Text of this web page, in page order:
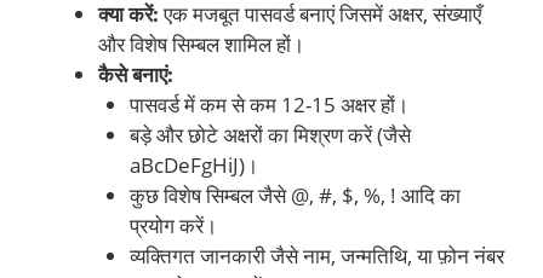
क्या करें:एक मजबूत पासवर्ड बनाएं जिसमें अक्षर, संख्याएँ
और विशेष सिम्बल शामिल हों।
कैसे बनाएं:
पासवर्ड में कम से कम 12-15 अक्षर हों।
बड़े और छोटे अक्षरों का मिश्रण करें (जैसे
aBcDeFgHiJ)।
कुछ विशेष सिम्बल जैसे @, #, $, %, ! आदि का
प्रयोग करें।
व्यक्तिगत जानकारी जैसे नाम, जन्मतिथि, या फ़ोन नंबर